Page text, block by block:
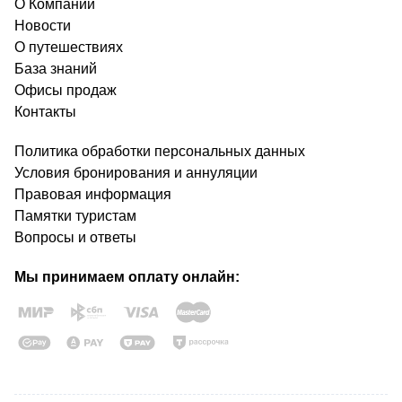
О Компании
Новости
О путешествиях
База знаний
Офисы продаж
Контакты
Политика обработки персональных данных
Условия бронирования и аннуляции
Правовая информация
Памятки туристам
Вопросы и ответы
Мы принимаем оплату онлайн: